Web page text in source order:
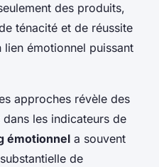
des produits,
ténacité et de réussite
émotionnel puissant
approches révèle des
les indicateurs de
émotionnel a souvent
de